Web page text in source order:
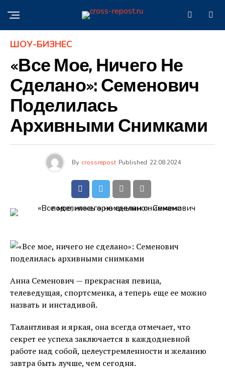
ШОУ-БИЗНЕС
«Все Мое, Ничего Не
Сделано»: Семенович
Поделилась
Архивными Снимками
By crossrepost Published 22.08.2024
Анна Семенович — прекрасная певица,
телеведущая, спортсменка, а теперь еще ее можно
назвать и инстадивой.
Талантливая и яркая, она всегда отмечает, что
секрет ее успеха заключается в каждодневной
работе над собой, целеустремленности и желанию
завтра быть лучше, чем сегодня.